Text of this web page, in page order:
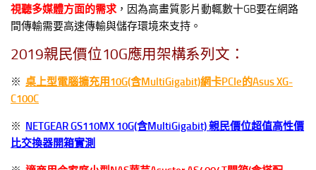
視聽多媒體方面的需求，因為高畫質影片動輒數十GB要在網路
間傳輸需要高速傳輸與儲存環境來支持。
2019親民價位10G應用架構系列文：
※ 桌上型電腦擴充用10G(含MultiGigabit)網卡PCIe的Asus XG-
C100C
※ NETGEAR GS110MX 10G(含MultiGigabit) 親民價位超值高性價
比交換器開箱實測